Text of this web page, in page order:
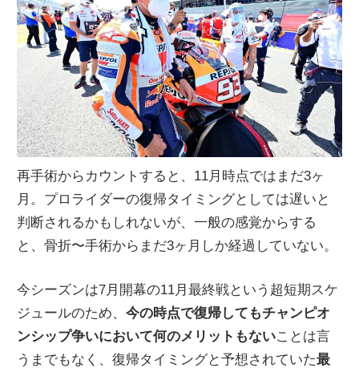
再手術からカウントすると、11月時点ではまだ3ヶ
月。プロライダーの復帰タイミングとしては遅いと
判断されるかもしれないが、一般の感覚からする
と、骨折〜手術からまだ3ヶ月しか経過していない。
今シーズンは7月開幕の11月最終戦という超短期スケ
ジュールのため、今の時点で復帰してもチャンピオ
ンシップ争いにおいて何のメリットもないことは言
うまでもなく、復帰タイミングと予想されていた最